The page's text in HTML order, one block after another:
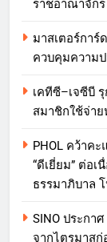
ราชอาณาจัก
มาสเตอร์กา
ควบคุมความ
เคทีซี–เจซีบี
สมาชิกใช้จ่าย
PHOL คว้าค
“ดีเยี่ยม” ต่อ
ธรรมาภิบาล
SINO ประกา
จากไตรมาสก่